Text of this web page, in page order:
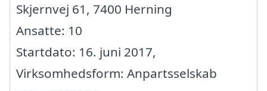
Skjernvej 61, 7400 Herning
Ansatte: 10
Startdato: 16. juni 2017,
Virksomhedsform: Anpartsselskab